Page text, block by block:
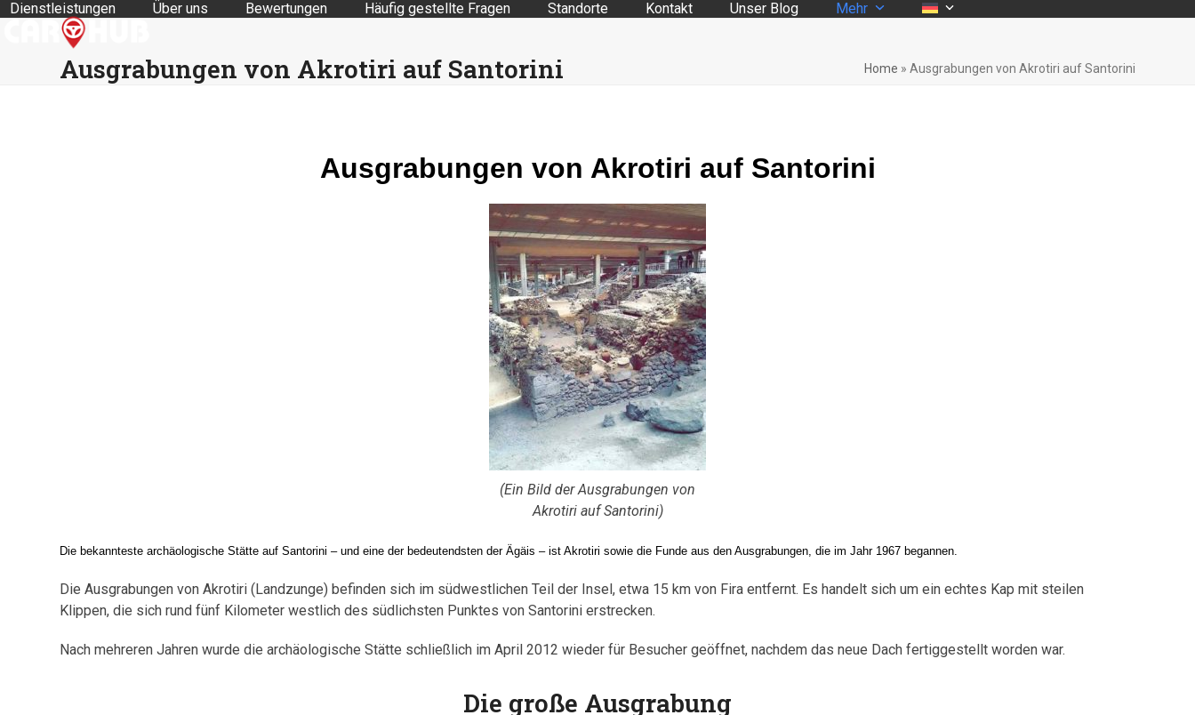
Skip
Dienstleistungen Über uns Bewertungen Häufig gestellte Fragen Standorte Kontakt Unser Blog Mehr
Ausgrabungen von Akrotiri auf Santorini Home » Ausgrabungen von Akrotiri auf Santorini
Ausgrabungen von Akrotiri auf Santorini
(Ein Bild der Ausgrabungen von
Akrotiri auf Santorini)
Die bekanntestearchäologische Stätte auf Santorini – und eine der bedeutendsten der Ägäis – ist Akrotiri sowie die Funde aus den Ausgrabungen, die im Jahr 1967 begannen.
Die Ausgrabungen von Akrotiri (Landzunge) befinden sich im südwestlichen Teil der Insel, etwa 15 km von Fira entfernt. Es handelt sich um ein echtes Kap mit steilen
Klippen, die sich rund fünf Kilometer westlich des südlichsten Punktes von Santorini erstrecken.
Nach mehreren Jahren wurde die archäologische Stätte schließlich im April 2012 wieder für Besucher geöffnet, nachdem das neue Dach fertiggestellt worden war.
Die große Ausgrabung